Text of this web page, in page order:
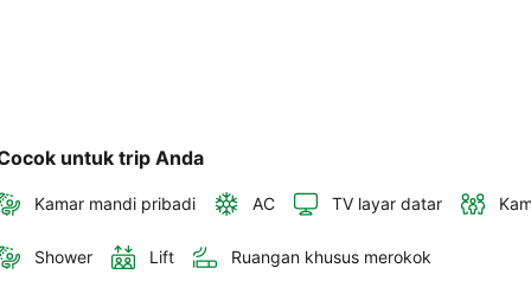
untuk trip Anda
Kamar mandi pribadi AC TV layar datar
Shower Lift Ruangan khusus merokok